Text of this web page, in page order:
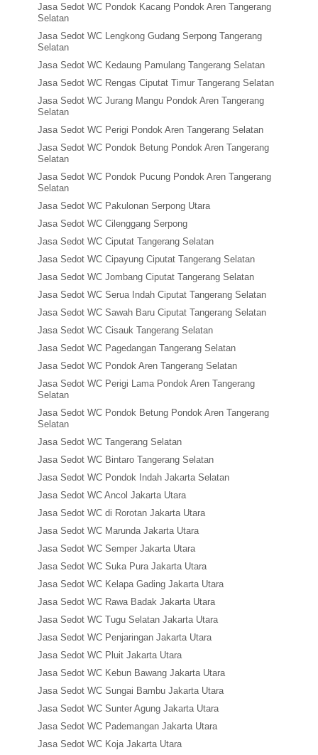
Jasa Sedot WC Pondok Kacang Pondok Aren Tangerang
Selatan
Jasa Sedot WC Lengkong Gudang Serpong Tangerang
Selatan
Jasa Sedot WC Kedaung Pamulang Tangerang Selatan
Jasa Sedot WC Rengas Ciputat Timur Tangerang Selatan
Jasa Sedot WC Jurang Mangu Pondok Aren Tangerang
Selatan
Jasa Sedot WC Perigi Pondok Aren Tangerang Selatan
Jasa Sedot WC Pondok Betung Pondok Aren Tangerang
Selatan
Jasa Sedot WC Pondok Pucung Pondok Aren Tangerang
Selatan
Jasa Sedot WC Pakulonan Serpong Utara
Jasa Sedot WC Cilenggang Serpong
Jasa Sedot WC Ciputat Tangerang Selatan
Jasa Sedot WC Cipayung Ciputat Tangerang Selatan
Jasa Sedot WC Jombang Ciputat Tangerang Selatan
Jasa Sedot WC Serua Indah Ciputat Tangerang Selatan
Jasa Sedot WC Sawah Baru Ciputat Tangerang Selatan
Jasa Sedot WC Cisauk Tangerang Selatan
Jasa Sedot WC Pagedangan Tangerang Selatan
Jasa Sedot WC Pondok Aren Tangerang Selatan
Jasa Sedot WC Perigi Lama Pondok Aren Tangerang
Selatan
Jasa Sedot WC Pondok Betung Pondok Aren Tangerang
Selatan
Jasa Sedot WC Tangerang Selatan
Jasa Sedot WC Bintaro Tangerang Selatan
Jasa Sedot WC Pondok Indah Jakarta Selatan
Jasa Sedot WC Ancol Jakarta Utara
Jasa Sedot WC di Rorotan Jakarta Utara
Jasa Sedot WC Marunda Jakarta Utara
Jasa Sedot WC Semper Jakarta Utara
Jasa Sedot WC Suka Pura Jakarta Utara
Jasa Sedot WC Kelapa Gading Jakarta Utara
Jasa Sedot WC Rawa Badak Jakarta Utara
Jasa Sedot WC Tugu Selatan Jakarta Utara
Jasa Sedot WC Penjaringan Jakarta Utara
Jasa Sedot WC Pluit Jakarta Utara
Jasa Sedot WC Kebun Bawang Jakarta Utara
Jasa Sedot WC Sungai Bambu Jakarta Utara
Jasa Sedot WC Sunter Agung Jakarta Utara
Jasa Sedot WC Pademangan Jakarta Utara
Jasa Sedot WC Koja Jakarta Utara